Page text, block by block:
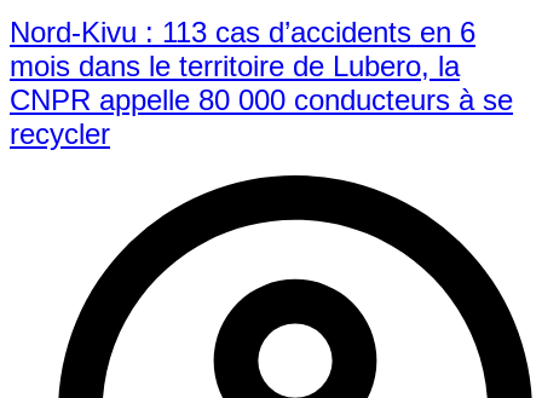
Nord-Kivu : 113 cas d’accidents en 6
mois dans le territoire de Lubero, la
CNPR appelle 80 000 conducteurs à se
recycler